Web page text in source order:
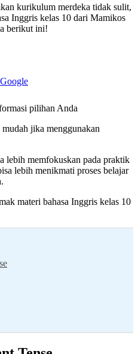
kurikulum merdeka tidak sulit,
Inggris kelas 10 dari Mamikos
berikut ini!
pilihan Anda
jika menggunakan
lebih memfokuskan pada praktik
lebih menikmati proses belajar
materi bahasa Inggris kelas 10